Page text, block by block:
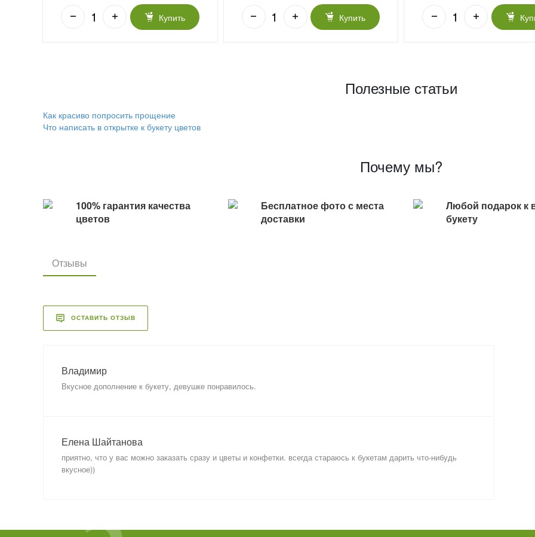
Купить Купить
Полезные статьи
Как красиво попросить прощение
Что написать в открытке к букету цветов
Почему мы?
100% гарантия качества
цветов
Бесплатное фото с места
доставки
Любой подарок к
букету
Отзывы
ОСТАВИТЬ ОТЗЫВ
Владимир
Вкусное дополнение к букету, девушке понравилось.
Елена Шайтанова
приятно, что у вас можно заказать сразу и цветы и конфетки. всегда стараюсь к букетам дарить что-нибудь
вкусное))